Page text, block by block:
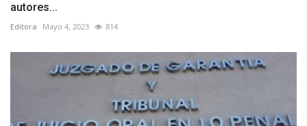
autores...
Editora Mayo 4, 2023 814